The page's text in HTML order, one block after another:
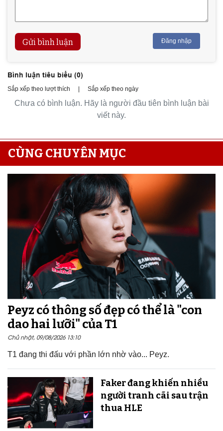
Gửi bình luận Đăng nhập
Bình luận tiêu biểu (0)
Sắp xếp theo lượt thích Sắp xếp theo ngày
Chưa có bình luận. Hãy là người đầu tiên bình luận bài
viết này.
CÙNG CHUYÊN MỤC
Peyz có thông số đẹp có thể là "con
dao hai lưỡi" của T1
Chủ nhật, 09/08/2026 13:10
T1 đang thi đấu với phần lớn nhờ vào... Peyz.
Faker đang khiến nhiều
người tranh cãi sau trận
thua HLE